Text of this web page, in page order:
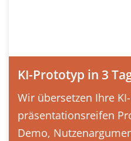
KI-Prototyp in 3
Wir übersetzen Ihre
präsentationsreifen
Demo,